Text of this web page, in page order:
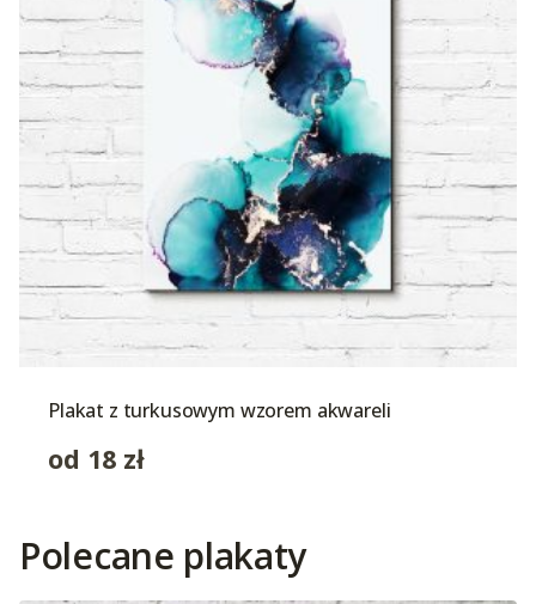
Plakat z turkusowym wzorem akwareli
od 18 zł
Polecane plakaty